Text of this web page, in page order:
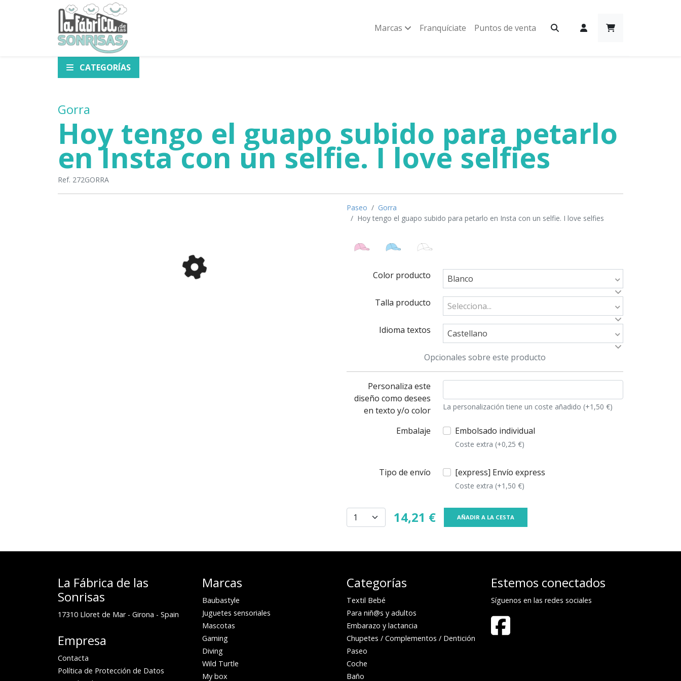
Marcas Franquíciate Puntos de venta
CATEGORÍAS
Gorra
Hoy tengo el guapo subido para petarlo
en Insta con un selfie. I love selfies
Ref. 272GORRA
Paseo
Gorra
Hoy tengo el guapo subido para petarlo en Insta con un selfie. I love selfies
Color producto Blanco
Talla producto Selecciona...
Idioma textos Castellano
Opcionales sobre este producto
Personaliza este
diseño como desees
en texto y/o color
La personalización tiene un coste añadido (+1,50 €)
Embalaje Embolsado individual
Coste extra (+0,25 €)
Tipo de envío [express] Envío express
Coste extra (+1,50 €)
14,21 € AÑADIR A LA CESTA
La Fábrica de las
Sonrisas
17310 Lloret de Mar- Girona - Spain
Empresa
Contacta
Política de Protección de Datos
Marcas
Baubastyle
Juguetes sensoriales
Mascotas
Gaming
Diving
Wild Turtle
My box
Categorías
Textil Bebé
Para niñ@s y adultos
Embarazo y lactancia
Chupetes / Complementos / Dentición
Paseo
Coche
Baño
Estemos conectados
Síguenos en las redes sociales